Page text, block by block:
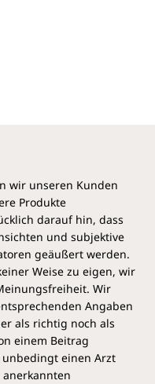
wir unseren Kunden
Produkte
darauf hin, dass
und subjektive
geäußert werden.
Weise zu eigen, wir
Wir
Angaben
als richtig noch als
einem Beitrag
einen Arzt